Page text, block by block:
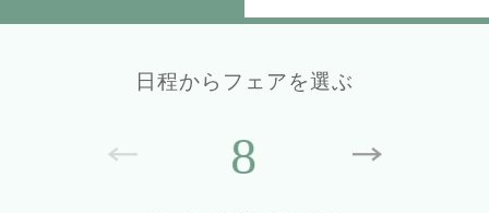
日程からフェアを選ぶ
8